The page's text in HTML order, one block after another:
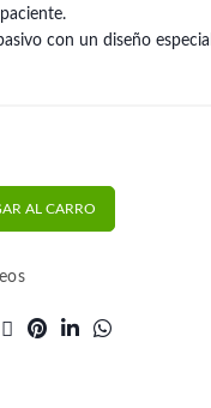
con un diseño
Lingual In-Tendo cantidad
AL CARRO